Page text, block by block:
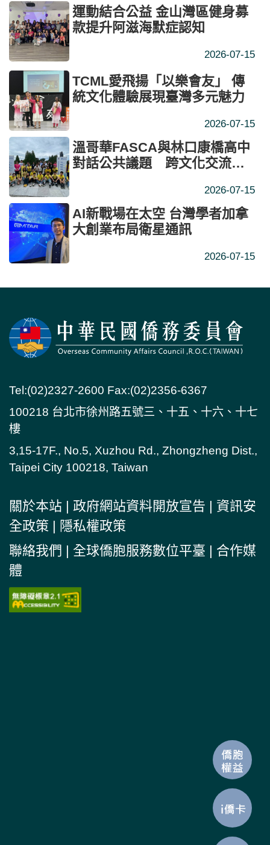
運動結合公益 金山灣區健身募
款提升阿滋海默症認知
2026-07-15
TCML愛飛揚「以樂會友」 傳
統文化體驗展現臺灣多元魅力
2026-07-15
溫哥華FASCA與林口康橋高中
對話公共議題 跨文化交流擴
2026-07-15
AI新戰場在太空 台灣學者加拿
大創業布局衛星通訊
2026-07-15
Tel:(02)2327-2600 Fax:(02)2356-6367
100218 台北市徐州路五號三、十五、十六、十七
樓
3,15-17F., No.5, Xuzhou Rd., Zhongzheng Dist.,
Taipei City 100218, Taiwan
關於本站 | 政府網站資料開放宣告 | 資訊安
全政策 | 隱私權政策
聯絡我們 | 全球僑胞服務數位平臺 | 合作媒
體